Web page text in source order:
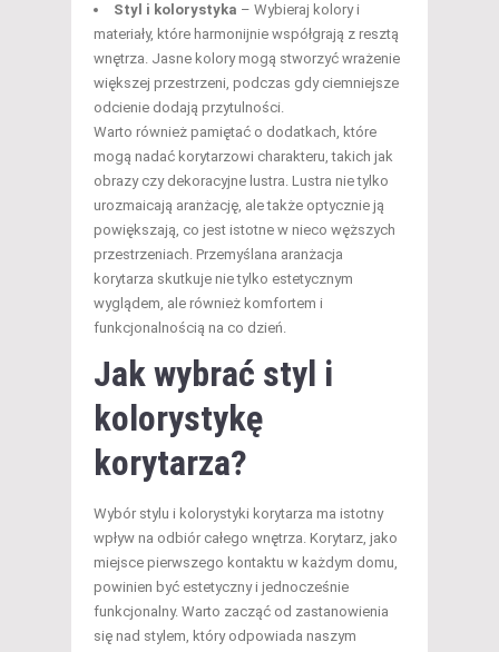
Styl i kolorystyka – Wybieraj kolory i
materiały, które harmonijnie współgrają z resztą
wnętrza. Jasne kolory mogą stworzyć wrażenie
większej przestrzeni, podczas gdy ciemniejsze
odcienie dodają przytulności.
Warto również pamiętać o dodatkach, które
mogą nadać korytarzowi charakteru, takich jak
obrazy czy dekoracyjne lustra. Lustra nie tylko
urozmaicają aranżację, ale także optycznie ją
powiększają, co jest istotne w nieco węższych
przestrzeniach. Przemyślana aranżacja
korytarza skutkuje nie tylko estetycznym
wyglądem, ale również komfortem i
funkcjonalnością na co dzień.
Jak wybrać styl i
kolorystykę
korytarza?
Wybór stylu i kolorystyki korytarza ma istotny
wpływ na odbiór całego wnętrza. Korytarz, jako
miejsce pierwszego kontaktu w każdym domu,
powinien być estetyczny i jednocześnie
funkcjonalny. Warto zacząć od zastanowienia
się nad stylem, który odpowiada naszym